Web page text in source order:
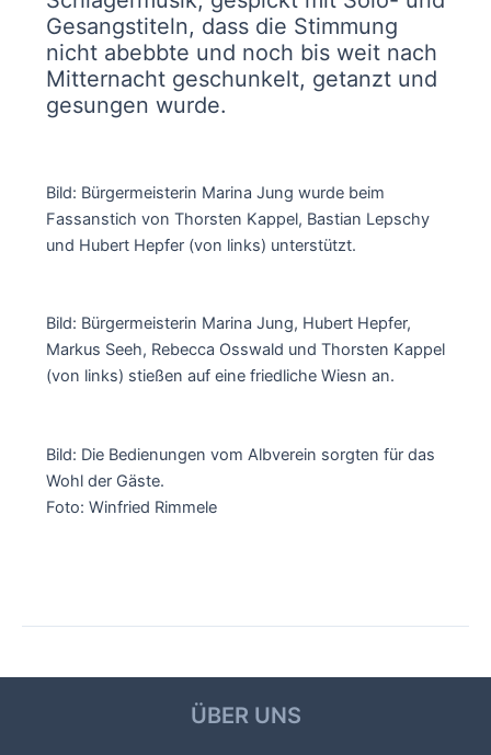
Gesangstiteln, dass die Stimmung
nicht abebbte und noch bis weit nach
Mitternacht geschunkelt, getanzt und
gesungen wurde.
Bild: Bürgermeisterin Marina Jung wurde beim
Fassanstich von Thorsten Kappel, Bastian Lepschy
und Hubert Hepfer (von links) unterstützt.
Bild: Bürgermeisterin Marina Jung, Hubert Hepfer,
Markus Seeh, Rebecca Osswald und Thorsten Kappel
(von links) stießen auf eine friedliche Wiesn an.
Bild: Die Bedienungen vom Albverein sorgten für das
Wohl der Gäste.
Foto: Winfried Rimmele
ÜBER UNS